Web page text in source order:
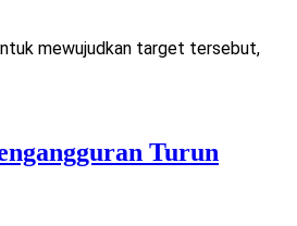
mewujudkan target tersebut,
Turun